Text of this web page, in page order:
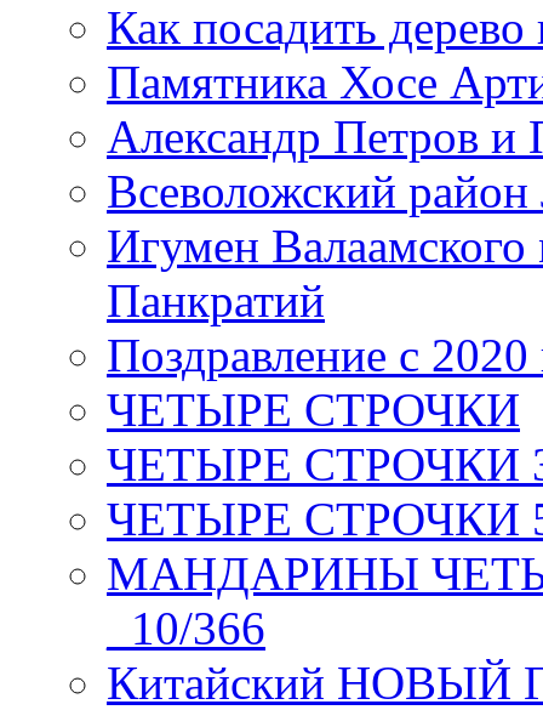
Как посадить дерево
Памятника Хосе
Александр Петров и
Всеволожский район
Игумен
Панкратий
Поздравление с 2020
ЧЕТЫРЕ СТРОЧКИ
ЧЕТЫРЕ СТРОЧКИ 3
ЧЕТЫРЕ СТРОЧКИ 5
МАНДАРИНЫ
_10/366
Китайский НОВЫЙ